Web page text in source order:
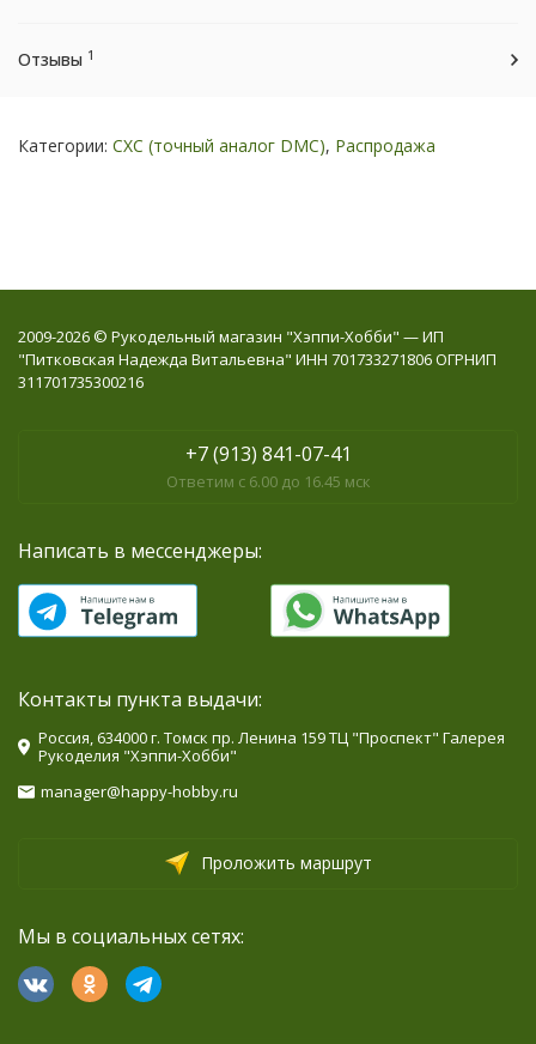
Отзывы 1
Категории: СХС (точный аналог DMC), Распродажа
2009-2026 © Рукодельный магазин "Хэппи-Хобби" — ИП
"Питковская Надежда Витальевна" ИНН 701733271806 ОГРНИП
311701735300216
+7 (913) 841-07-41
Ответим с 6.00 до 16.45 мск
Написать в мессенджеры:
Контакты пункта выдачи:
Россия, 634000 г. Томск пр. Ленина 159 ТЦ "Проспект" Галерея
Рукоделия "Хэппи-Хобби"
manager@happy-hobby.ru
Проложить маршрут
Мы в социальных сетях: